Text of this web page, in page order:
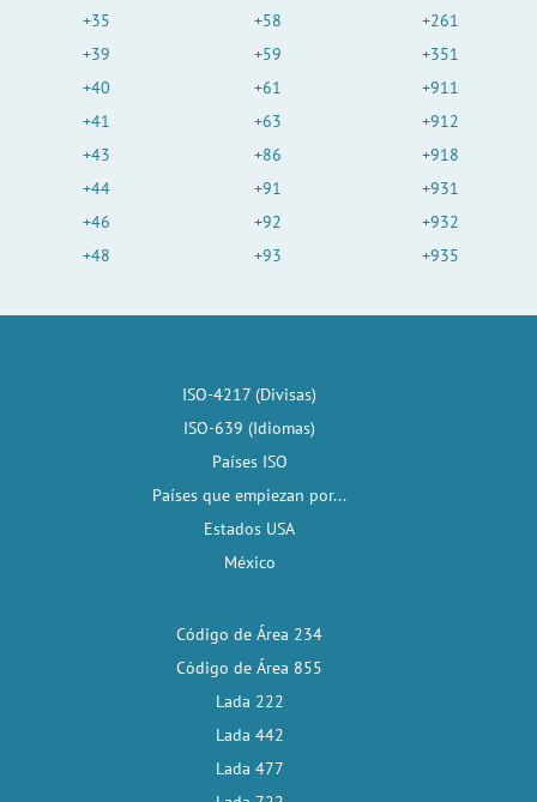
+35
+39
+40
+41
+43
+44
+46
+48
+58
+59
+61
+63
+86
+91
+92
+93
+261
+351
+911
+912
+918
+931
+932
+935
ISO-4217 (Divisas)
ISO-639 (Idiomas)
Países ISO
Países que empiezan por...
Estados USA
México
Código de Área 234
Código de Área 855
Lada 222
Lada 442
Lada 477